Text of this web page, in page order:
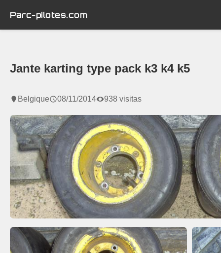
Parc-pilotes.com
Jante karting type pack k3 k4 k5
Belgique 08/11/2014 938 visitas